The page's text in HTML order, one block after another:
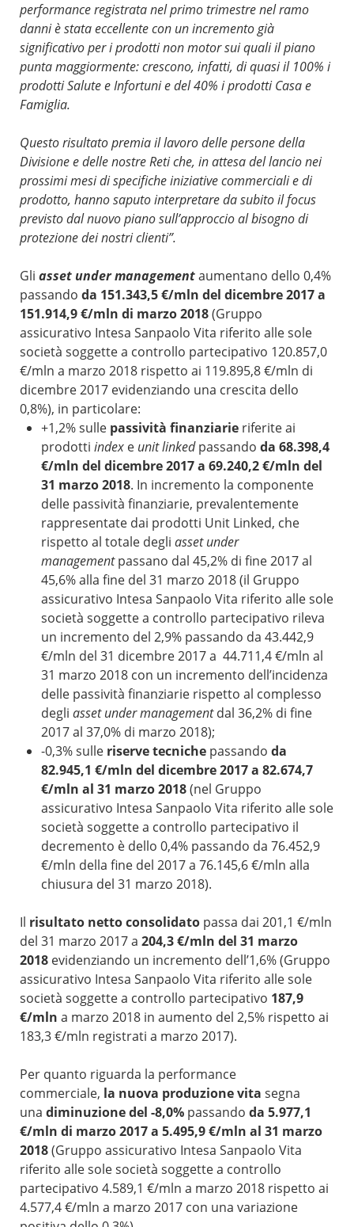
performance registrata nel primo trimestre nel ramo
danni è stata eccellente con un incremento già
significativo per i prodotti non motor sui quali il piano
punta maggiormente: crescono, infatti, di quasi il 100% i
prodotti Salute e Infortuni e del 40% i prodotti Casa e
Famiglia.
Questo risultato premia il lavoro delle persone della
Divisione e delle nostre Reti che, in attesa del lancio nei
prossimi mesi di specifiche iniziative commerciali e di
prodotto, hanno saputo interpretare da subito il focus
previsto dal nuovo piano sull’approccio al bisogno di
protezione dei nostri clienti”.
Gli asset under managementaumentano dello 0,4%
passando da 151.343,5 €/mln del dicembre 2017 a
151.914,9 €/mln di marzo 2018(Gruppo
assicurativo Intesa Sanpaolo Vita riferito alle sole
società soggette a controllo partecipativo 120.857,0
€/mln a marzo 2018 rispetto ai 119.895,8 €/mln di
dicembre 2017 evidenziando una crescita dello
0,8%), in particolare:
+1,2% sulle passività finanziarieriferite ai
prodotti indexe unit linkedpassando da 68.398,4
€/mln del dicembre 2017 a 69.240,2 €/mln del
31 marzo 2018. In incremento la componente
delle passività finanziarie, prevalentemente
rappresentate dai prodotti Unit Linked, che
rispetto al totale degli asset under
managementpassano dal 45,2% di fine 2017 al
45,6% alla fine del 31 marzo 2018 (il Gruppo
assicurativo Intesa Sanpaolo Vita riferito alle sole
società soggette a controllo partecipativo rileva
un incremento del 2,9% passando da 43.442,9
€/mln del 31 dicembre 2017 a 44.711,4 €/mln al
31 marzo 2018 con un incremento dell’incidenza
delle passività finanziarie rispetto al complesso
degli asset under managementdal 36,2% di fine
2017 al 37,0% di marzo 2018);
-0,3% sulle riserve tecnichepassando da
82.945,1 €/mln del dicembre 2017 a 82.674,7
€/mln al 31 marzo 2018(nel Gruppo
assicurativo Intesa Sanpaolo Vita riferito alle sole
società soggette a controllo partecipativo il
decremento è dello 0,4% passando da 76.452,9
€/mln della fine del 2017 a 76.145,6 €/mln alla
chiusura del 31 marzo 2018).
Il risultato netto consolidatopassa dai 201,1 €/mln
del 31 marzo 2017 a 204,3 €/mln del 31 marzo
2018evidenziando un incremento dell’1,6% (Gruppo
assicurativo Intesa Sanpaolo Vita riferito alle sole
società soggette a controllo partecipativo 187,9
€/mln a marzo 2018 in aumento del 2,5% rispetto ai
183,3 €/mln registrati a marzo 2017).
Per quanto riguarda la performance
commerciale, la nuova produzione vita segna
una diminuzionedel -8,0%passando da 5.977,1
€/mln di marzo 2017 a 5.495,9 €/mln al 31 marzo
2018(Gruppo assicurativo Intesa Sanpaolo Vita
riferito alle sole società soggette a controllo
partecipativo 4.589,1 €/mln a marzo 2018 rispetto ai
4.577,4 €/mln a marzo 2017 con una variazione